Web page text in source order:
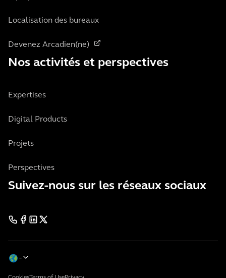
Localisation des bureaux
Devenez Arcadien(ne)
Nos activités et perspectives
Expertises
Digital Products
Projets
Perspectives
Suivez-nous sur les réseaux sociaux